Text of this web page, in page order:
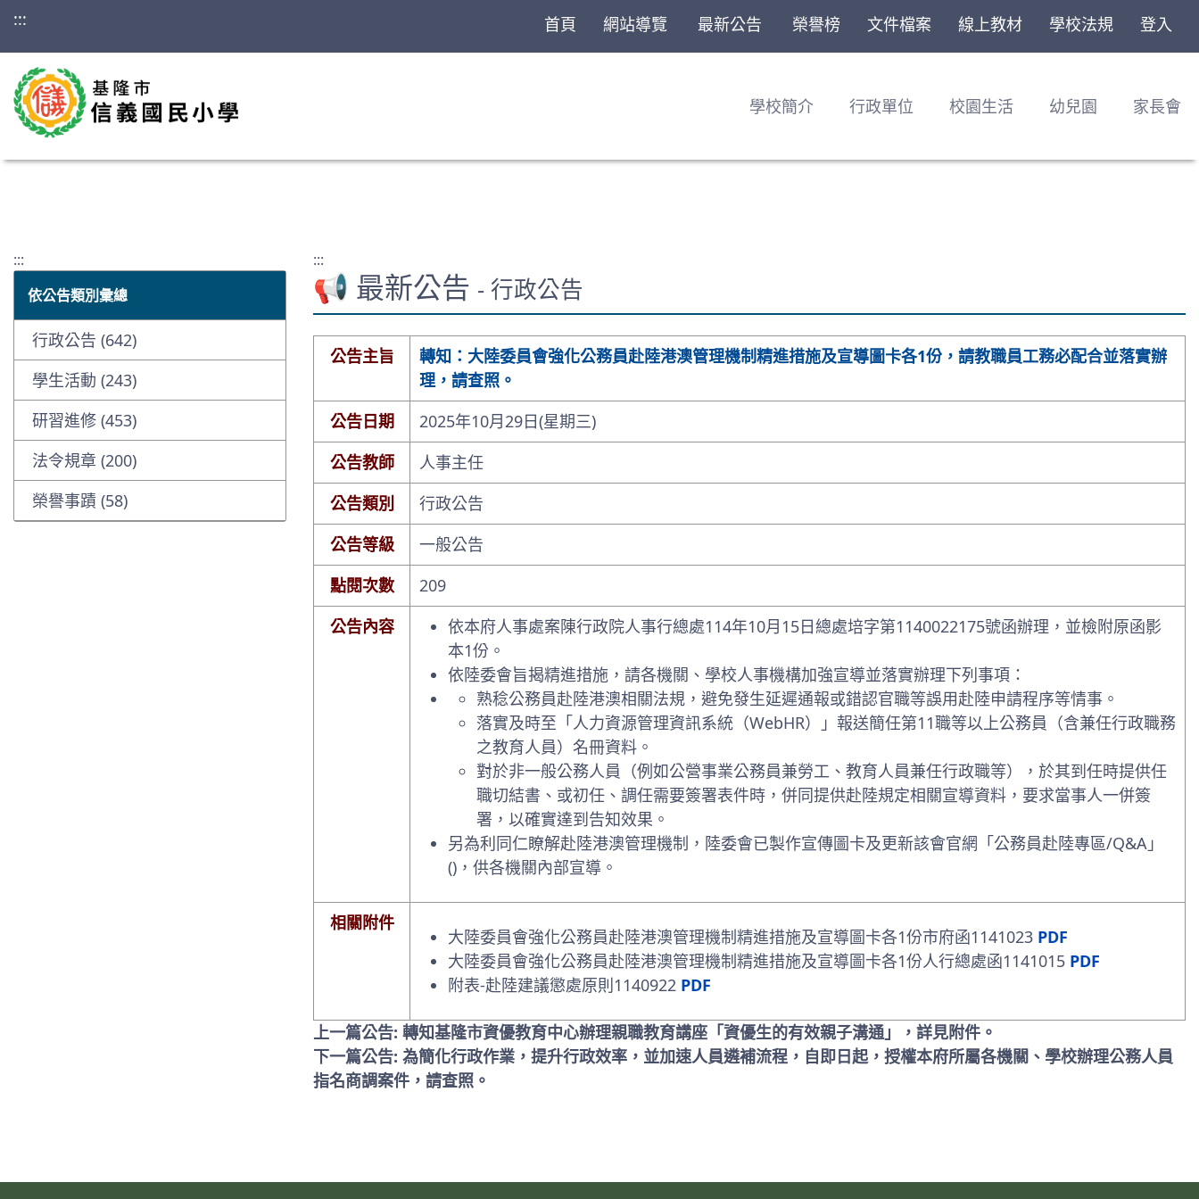
::: 首頁 網站導覽 最新公告 榮譽榜 文件檔案 線上教材 學校法規 登入
學校簡介 行政單位 校園生活 幼兒園 家長會
:::
依公告類別彙總
行政公告 (642)
學生活動 (243)
研習進修 (453)
法令規章 (200)
榮譽事蹟 (58)
:::
📢 最新公告 - 行政公告
公告主旨
轉知：大陸委員會強化公務員赴陸港澳管理機制精進措施及宣導圖卡各1份，請教職員工務必配合並落實辦
理，請查照。
公告日期
2025年10月29日(星期三)
公告教師
人事主任
公告類別
行政公告
公告等級
一般公告
點閱次數
209
公告內容
依本府人事處案陳行政院人事行總處114年10月15日總處培字第1140022175號函辦理，並檢附原函影
本1份。
依陸委會旨揭精進措施，請各機關、學校人事機構加強宣導並落實辦理下列事項：
熟稔公務員赴陸港澳相關法規，避免發生延遲通報或錯認官職等誤用赴陸申請程序等情事。
落實及時至「人力資源管理資訊系統（WebHR）」報送簡任第11職等以上公務員（含兼任行政職務
之教育人員）名冊資料。
對於非一般公務人員（例如公營事業公務員兼勞工、教育人員兼任行政職等），於其到任時提供任
職切結書、或初任、調任需要簽署表件時，併同提供赴陸規定相關宣導資料，要求當事人一併簽
署，以確實達到告知效果。
另為利同仁瞭解赴陸港澳管理機制，陸委會已製作宣傳圖卡及更新該會官網「公務員赴陸專區/Q&A」
()，供各機關內部宣導。
相關附件
大陸委員會強化公務員赴陸港澳管理機制精進措施及宣導圖卡各1份市府函1141023 PDF
大陸委員會強化公務員赴陸港澳管理機制精進措施及宣導圖卡各1份人行總處函1141015 PDF
附表-赴陸建議懲處原則1140922 PDF
上一篇公告: 轉知基隆市資優教育中心辦理親職教育講座「資優生的有效親子溝通」，詳見附件。
下一篇公告: 為簡化行政作業，提升行政效率，並加速人員遴補流程，自即日起，授權本府所屬各機關、學校辦理公務人員
指名商調案件，請查照。